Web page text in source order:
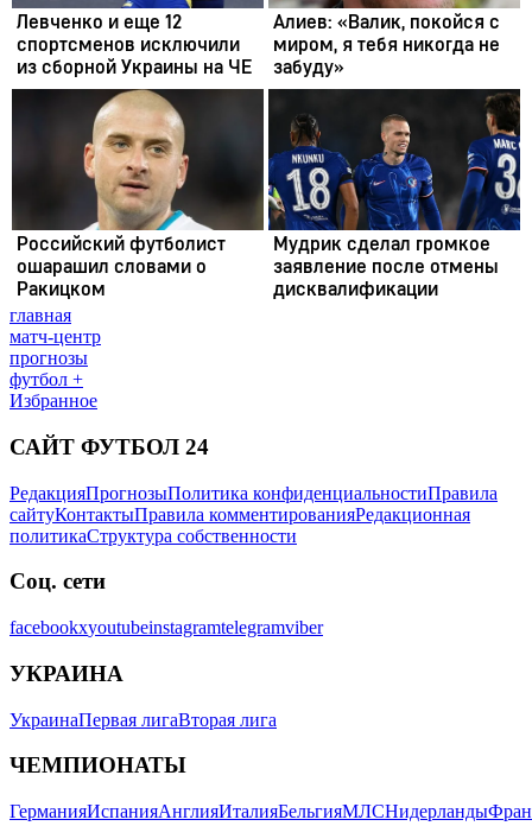
главная
матч-центр
прогнозы
футбол +
Избранное
САЙТ ФУТБОЛ 24
РедакцияПрогнозыПолитика конфиденциальностиПравила
сайтуКонтактыПравила комментированияРедакционная
политикаСтруктура собственности
Соц. сети
facebookxyoutubeinstagramtelegramviber
УКРАИНА
УкраинаПервая лигаВторая лига
ЧЕМПИОНАТЫ
ГерманияИспанияАнглияИталияБельгияМЛСНидерланды